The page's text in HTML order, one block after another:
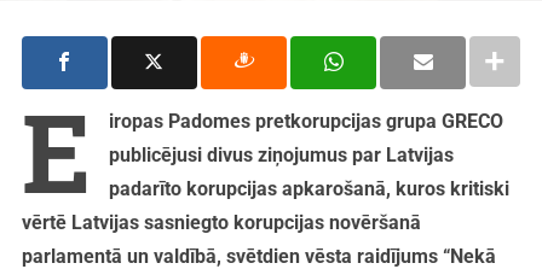
E
iropas Padomes pretkorupcijas grupa GRECO
publicējusi divus ziņojumus par Latvijas
padarīto korupcijas apkarošanā, kuros kritiski
vērtē Latvijas sasniegto korupcijas novēršanā
parlamentā un valdībā, svētdien vēsta raidījums “Nekā